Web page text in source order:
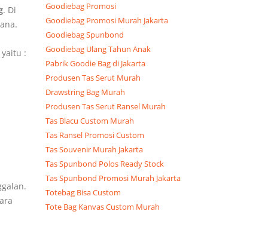
. Di
:
Goodiebag Promosi
Goodiebag Promosi Murah Jakarta
Goodiebag Spunbond
Goodiebag Ulang Tahun Anak
Pabrik Goodie Bag di Jakarta
Produsen Tas Serut Murah
Drawstring Bag Murah
Produsen Tas Serut Ransel Murah
Tas Blacu Custom Murah
Tas Ransel Promosi Custom
Tas Souvenir Murah Jakarta
Tas Spunbond Polos Ready Stock
Tas Spunbond Promosi Murah Jakarta
Totebag Bisa Custom
Tote Bag Kanvas Custom Murah